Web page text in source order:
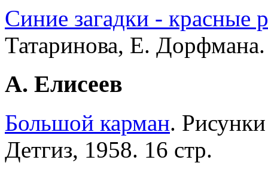
Синие загадки - красные
Татаринова, Е.
А. Елисеев
Большой карман.
Детгиз, 1958. 16 стр.